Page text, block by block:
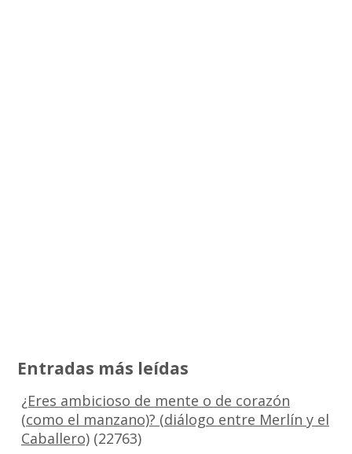
Entradas más leídas
¿Eres ambicioso de mente o de corazón
(como el manzano)? (diálogo entre Merlín y el
Caballero)(22763)